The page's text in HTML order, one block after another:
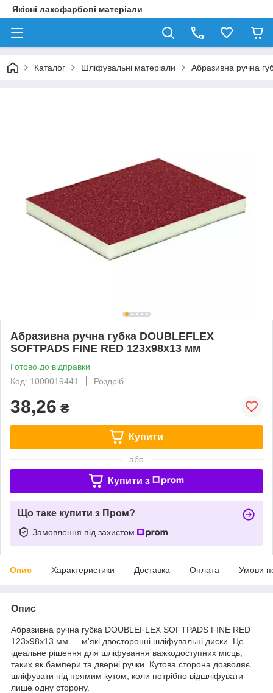
Якісні лакофарбові матеріали
Каталог Шліфувальні матеріали Абразивна ручна
Абразивна ручна губка DOUBLEFLEX
SOFTPADS FINE RED 123х98х13 мм
Готово до відправки
Код: 1000019441
Роздріб
38,26 ₴
Купити
або
Купити з
Що таке купити з Пром?
Замовлення під захистом
Опис Характеристики Доставка Оплата Умови
Опис
Абразивна ручна губка DOUBLEFLEX SOFTPADS FINE RED
123х98х13 мм — м'які двосторонні шліфувальні диски. Це
ідеальне рішення для шліфування важкодоступних місць,
таких як бампери та дверні ручки. Кутова сторона дозволяє
шліфувати під прямим кутом, коли потрібно відшліфувати
лише одну сторону.